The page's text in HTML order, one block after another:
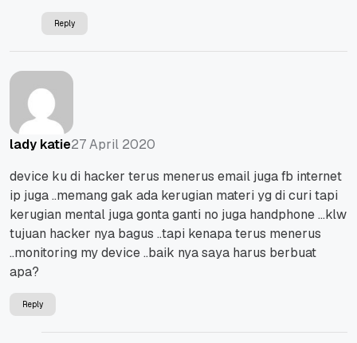
Reply
lady katie27 April 2020
device ku di hacker terus menerus email juga fb internet
ip juga ..memang gak ada kerugian materi yg di curi tapi
kerugian mental juga gonta ganti no juga handphone …klw
tujuan hacker nya bagus ..tapi kenapa terus menerus
..monitoring my device ..baik nya saya harus berbuat
apa?
Reply